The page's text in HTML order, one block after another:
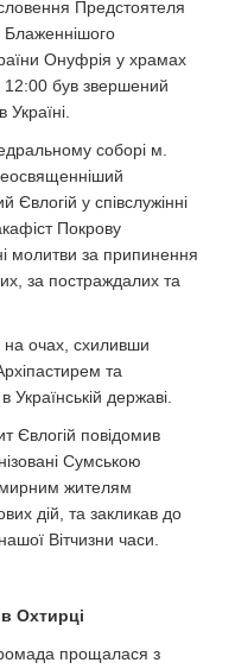
Предстоятеля
Блаженнішого
Онуфрія у храмах
12:00 був звершений
соборі м.
у співслужінні
Покрову
молитви за припинення
за постраждалих та
на очах, схиливши
та
державі.
Євлогій повідомив
Сумською
жителям
дій, та закликав до
Вітчизни часи.
Охтирці
прощалася з